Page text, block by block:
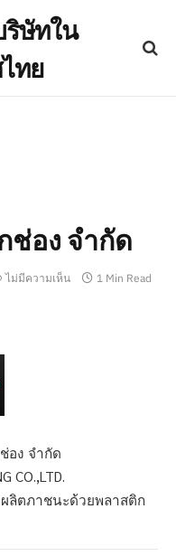
ษัทใน
ทย
ช่อง จำกัด
ไม่มีความเห็น 1 Min Read
อง จำกัด
CO.,LTD.
ลิตภาชนะด้วยพลาสติก